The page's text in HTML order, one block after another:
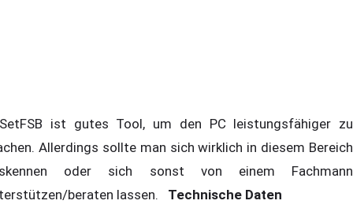
ist gutes Tool, um den PC leistungsfähiger zu
Allerdings sollte man sich wirklich in diesem Bereich
oder sich sonst von einem Fachmann
beraten lassen. Technische Daten